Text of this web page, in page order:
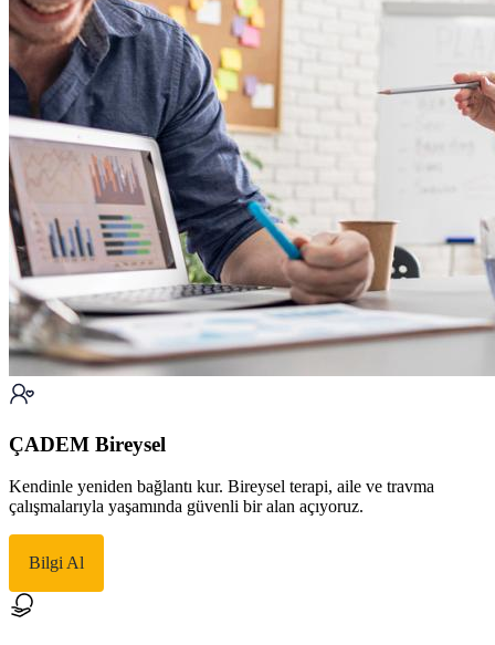
ÇADEM Bireysel
Kendinle yeniden bağlantı kur. Bireysel terapi, aile ve travma
çalışmalarıyla yaşamında güvenli bir alan açıyoruz.
Bilgi Al